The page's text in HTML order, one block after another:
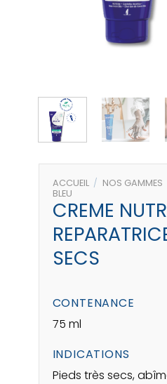
ACCUEIL / NOS GAMMES
BLEU
CREME
SECS
CONTENANCE
75 ml
INDICATIONS
Pieds très secs,